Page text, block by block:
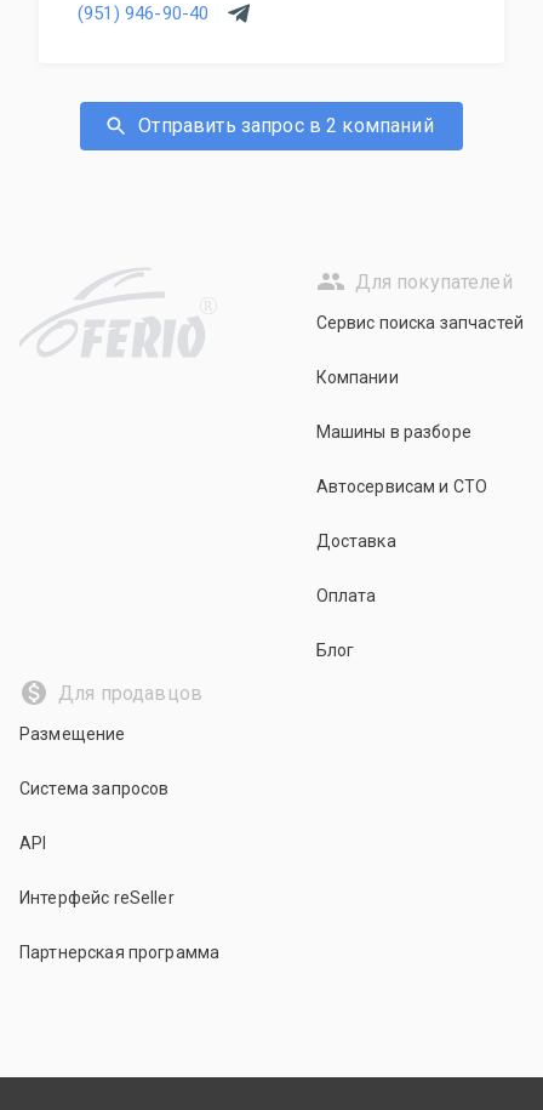
(951) 946-90-40
Отправить запрос в 2 компаний
R
Для покупателей
Сервис поиска запчастей
Компании
Машины в разборе
Автосервисам и СТО
Доставка
Оплата
Блог
Для продавцов
Размещение
Система запросов
API
Интерфейс reSeller
Партнерская программа